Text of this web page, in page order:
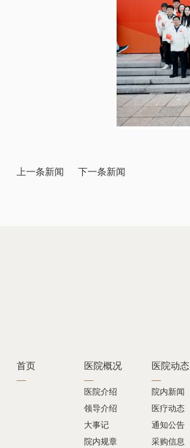
上一条新闻 下一条新闻
首页 医院概况
医院介绍
领导介绍
大事记
院内规章
医院动态
院内新闻
医疗动态
通知公告
采购信息